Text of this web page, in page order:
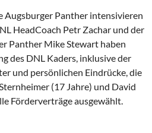
Augsburger Panther intensivieren
HeadCoach Petr Zachar und der
Panther Mike Stewart haben
des DNL Kaders, inklusive der
und persönlichen Eindrücke, die
(17 Jahre) und David
Förderverträge ausgewählt.